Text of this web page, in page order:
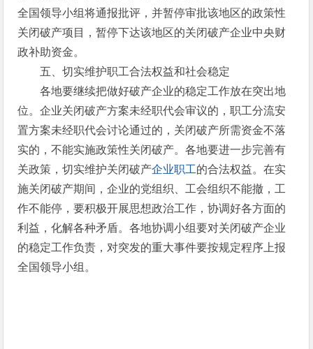
全国领导小组将通报批评，并暂停审批该地区的政策性
关闭破产项目，暂停下达该地区的关闭破产企业中央财
政补助资金。
五、切实维护职工合法权益和社会稳定
各地要继续把做好破产企业的稳定工作放在突出地
位。企业关闭破产方案未经职代会审议的，职工分流安
置方案未经职代会讨论通过的，关闭破产所需资金不落
实的，不能实施政策性关闭破产。各地要进一步完善有
关政策，切实维护关闭破产企业职工的合法权益。在实
施关闭破产期间，企业的党组织、工会组织不能撤，工
作不能停，要积极开展思想政治工作，协调好各方面的
利益，化解各种矛盾。各地协调小组要对关闭破产企业
的稳定工作负责，对突发的重大事件要按规定程序上报
全国领导小组。